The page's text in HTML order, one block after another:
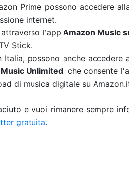
Prime possono accedere
internet.
l'app Amazon Music
Stick.
Italia, possono anche
Unlimited, che consente
di musica digitale su
e vuoi rimanere sempre
gratuita.